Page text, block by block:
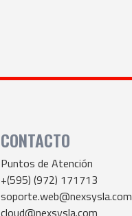
CONTACTO
Puntos de Atención
+(595) (972) 171713
soporte.web@nexsysla.com
cloud@nexsysla.com